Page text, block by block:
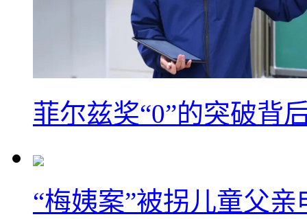
菲尔兹奖“0”的突破背
“梅姨案”被拐儿童父